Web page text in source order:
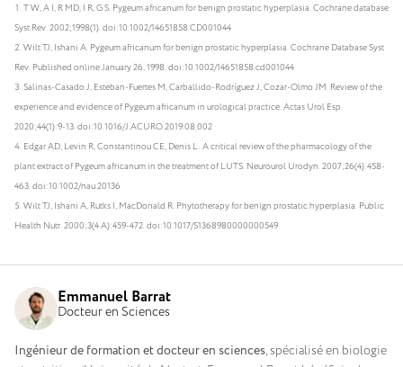
T W, A I, R MD, I R, G S. Pygeum africanum for benign prostatic hyperplasia. Cochrane database
Syst Rev. 2002;1998(1). doi:10.1002/14651858.CD001044
Wilt TJ, Ishani A. Pygeum africanum for benign prostatic hyperplasia. Cochrane Database Syst
Rev. Published online January 26, 1998. doi:10.1002/14651858.cd001044
Salinas-Casado J, Esteban-Fuertes M, Carballido-Rodríguez J, Cozar-Olmo JM. Review of the
experience and evidence of Pygeum africanum in urological practice. Actas Urol Esp.
2020;44(1):9-13. doi:10.1016/J.ACURO.2019.08.002
Edgar AD, Levin R, Constantinou CE, Denis L. A critical review of the pharmacology of the
plant extract of Pygeum africanum in the treatment of LUTS. Neurourol Urodyn. 2007;26(4):458-
463. doi:10.1002/nau.20136
Wilt TJ, Ishani A, Rutks I, MacDonald R. Phytotherapy for benign prostatic hyperplasia. Public
Health Nutr. 2000;3(4 A):459-472. doi:10.1017/S1368980000000549
Emmanuel Barrat
Docteur en Sciences
Ingénieur de formation et docteur en sciences, spécialisé en biologie